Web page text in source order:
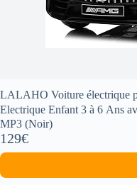
LALAHO Voiture électrique
Electrique Enfant 3 à 6 Ans
MP3 (Noir)
129€